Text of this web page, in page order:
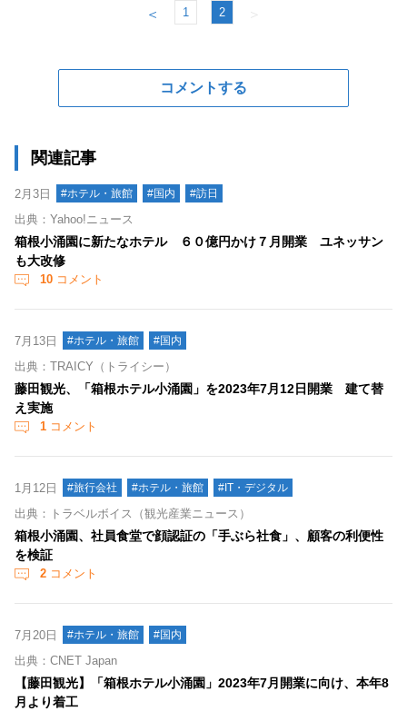
＜ 1 2 ＞
コメントする
関連記事
2月3日 #ホテル・旅館 #国内 #訪日
出典：Yahoo!ニュース
箱根小涌園に新たなホテル ６０億円かけ７月開業 ユネッサン
も大改修
10 コメント
7月13日 #ホテル・旅館 #国内
出典：TRAICY（トライシー）
藤田観光、「箱根ホテル小涌園」を2023年7月12日開業 建て替
え実施
1 コメント
1月12日 #旅行会社 #ホテル・旅館 #IT・デジタル
出典：トラベルボイス（観光産業ニュース）
箱根小涌園、社員食堂で顔認証の「手ぶら社食」、顧客の利便性
を検証
2 コメント
7月20日 #ホテル・旅館 #国内
出典：CNET Japan
【藤田観光】「箱根ホテル小涌園」2023年7月開業に向け、本年8
月より着工